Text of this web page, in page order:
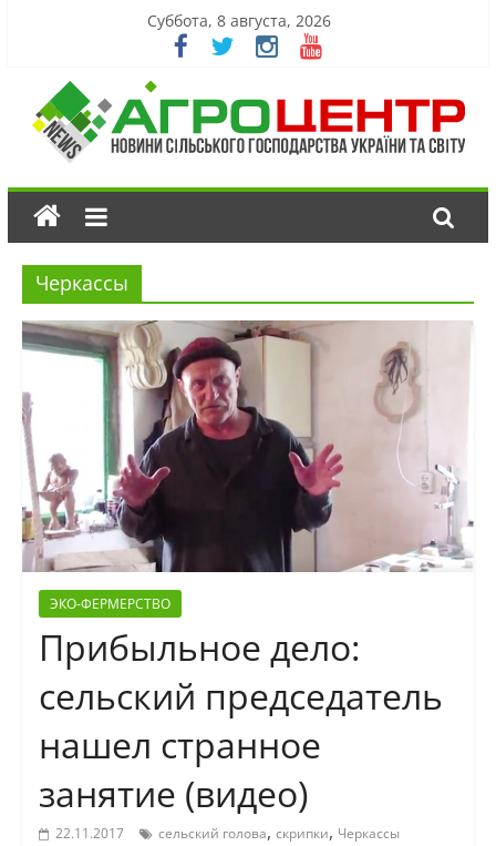
Суббота, 8 августа, 2026
Черкассы
ЭКО-ФЕРМЕРСТВО
Прибыльное дело:
сельский председатель
нашел странное
занятие (видео)
22.11.2017 сельский голова, скрипки, Черкассы